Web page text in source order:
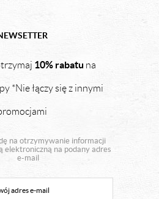
10% rabatu na
*Nie łączy się z innymi
na otrzymywanie informacji
elektroniczną na podany adres
e-mail